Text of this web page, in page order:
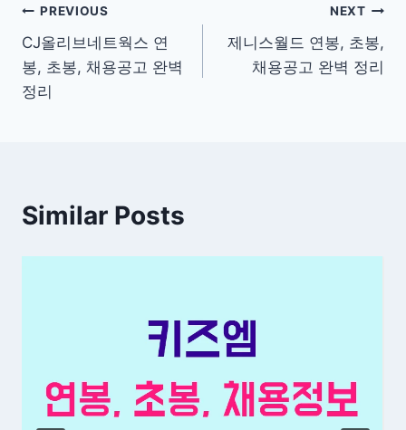
글
탐
색
PREVIOUS
CJ올리브네트웍스 연
봉, 초봉, 채용공고 완벽
정리
NEXT
제니스월드 연봉, 초봉,
채용공고 완벽 정리
Similar Posts